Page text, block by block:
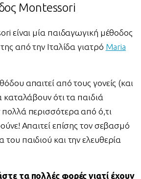
Montessori
είναι μία παιδαγωγική μέθοδος
από την Ιταλίδα γιατρό Maria
απαιτεί από τους γονείς (και
καταλάβουν ότι τα παιδιά
περισσότερα από ό,τι
Απαιτεί επίσης τον σεβασμό
παιδιού και την ελευθερία
τα πολλές φορές γιατί έχουν